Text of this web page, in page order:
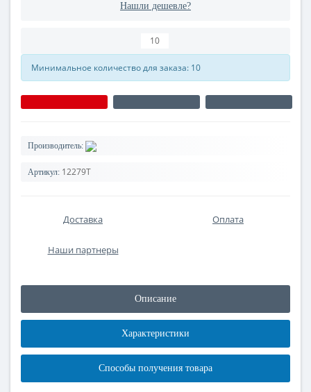
Нашли дешевле?
Минимальное количество для заказа: 10
Производитель:
Артикул: 12279Т
Доставка Оплата
Наши партнеры
Описание
Характеристики
Способы получения товара